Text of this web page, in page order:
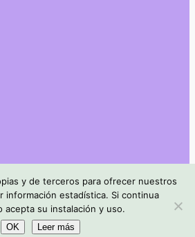
y de terceros para ofrecer nuestros
información estadística. Si continua
acepta su instalación y uso.
OK Leer más